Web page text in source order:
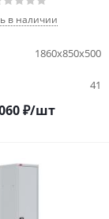
в наличии
1860х850х500
41
₽/шт